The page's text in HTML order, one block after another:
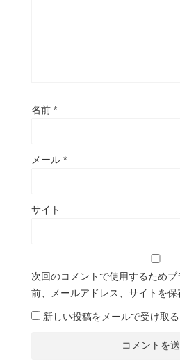
名前 *
メール *
サイト
次回のコメントで使用するため
前、メールアドレス、サイトを保
新しい投稿をメールで受け取る